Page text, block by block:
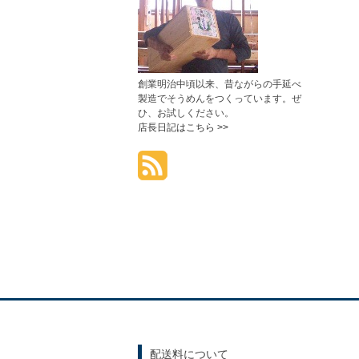
創業明治中頃以来、昔ながらの手延べ
製造でそうめんをつくっています。ぜ
ひ、お試しください。
店長日記はこちら >>
配送料について